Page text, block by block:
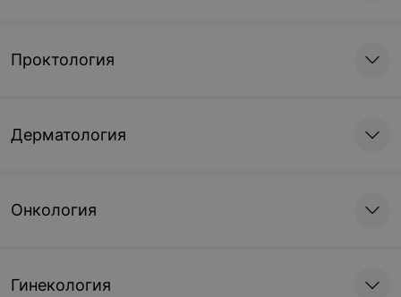
Проктология
Дерматология
Онкология
Гинекология